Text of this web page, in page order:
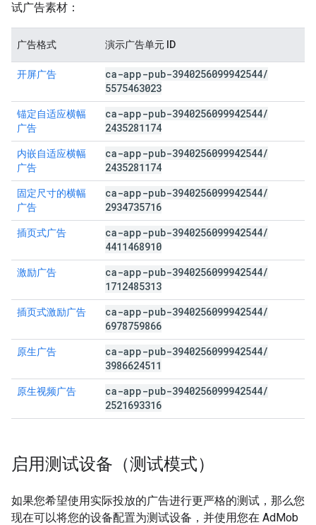
试广告素材：
广告格式 演示广告单元 ID
开屏广告 ca-app-pub-3940256099942544/
5575463023
锚定自适应横幅
广告
ca-app-pub-3940256099942544/
2435281174
内嵌自适应横幅
广告
ca-app-pub-3940256099942544/
2435281174
固定尺寸的横幅
广告
ca-app-pub-3940256099942544/
2934735716
插页式广告 ca-app-pub-3940256099942544/
4411468910
激励广告 ca-app-pub-3940256099942544/
1712485313
插页式激励广告 ca-app-pub-3940256099942544/
6978759866
原生广告 ca-app-pub-3940256099942544/
3986624511
原生视频广告 ca-app-pub-3940256099942544/
2521693316
启用测试设备（测试模式）
如果您希望使用实际投放的广告进行更严格的测试，那么您
现在可以将您的设备配置为测试设备，并使用您在 AdMob